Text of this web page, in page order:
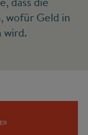
wofür Geld in
wird.